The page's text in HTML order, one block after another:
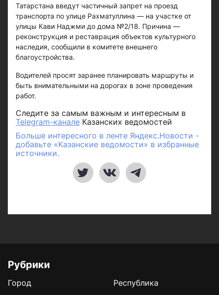
Татарстана введут частичный запрет на проезд
транспорта по улице Рахматуллина — на участке от
улицы Кави Наджми до дома №2/18. Причина —
реконструкция и реставрация объектов культурного
наследия, сообщили в комитете внешнего
благоустройства.
Водителей просят заранее планировать маршруты и
быть внимательными на дорогах в зоне проведения
работ.
Следите за самым важным и интересным в
Telegram-канале Казанских ведомостей
Больше интересного в ленте Яндекс.Новости -
добавьте «Казанские ведомости» в избранные
источники.
Рубрики
Город
Республика